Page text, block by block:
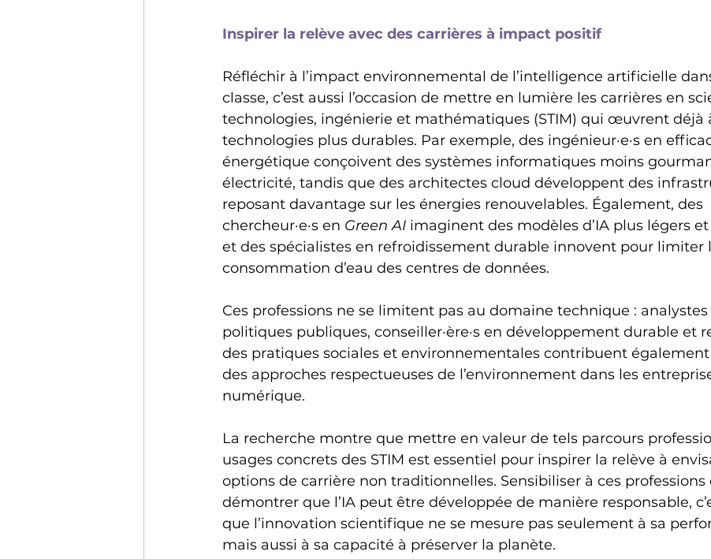
Inspirer la relève avec des carrières à impact positif
Réfléchir à l’impact environnemental de l’intelligence artificielle
classe, c’est aussi l’occasion de mettre en lumière les carrières en
technologies, ingénierie et mathématiques (STIM) qui œuvrent déjà
technologies plus durables. Par exemple, des ingénieur·e·s en
énergétique conçoivent des systèmes informatiques moins
électricité, tandis que des architectes cloud développent des
reposant davantage sur les énergies renouvelables. Également, des
chercheur·e·s en Green AI imaginent des modèles d’IA plus légers
et des spécialistes en refroidissement durable innovent pour limiter
consommation d’eau des centres de données.
Ces professions ne se limitent pas au domaine technique : analystes
politiques publiques, conseiller·ère·s en développement durable et
des pratiques sociales et environnementales contribuent
des approches respectueuses de l’environnement dans les
numérique.
La recherche montre que mettre en valeur de tels parcours
usages concrets des STIM est essentiel pour inspirer la relève à
options de carrière non traditionnelles. Sensibiliser à ces professions
démontrer que l’IA peut être développée de manière responsable,
que l’innovation scientifique ne se mesure pas seulement à sa
mais aussi à sa capacité à préserver la planète.